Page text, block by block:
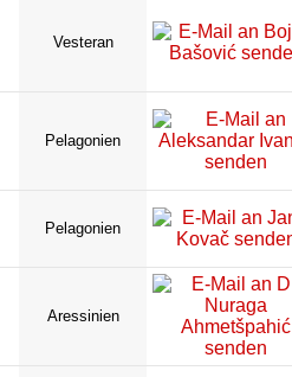
Vesteran
Pelagonien
Pelagonien
Aressinien